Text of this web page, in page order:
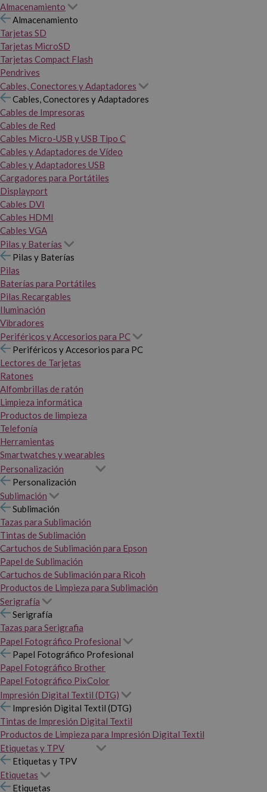
Almacenamiento
Almacenamiento
Tarjetas SD
Tarjetas MicroSD
Tarjetas Compact Flash
Pendrives
Cables, Conectores y Adaptadores
Cables, Conectores y Adaptadores
Cables de Impresoras
Cables de Red
Cables Micro-USB y USB Tipo C
Cables y Adaptadores de Vídeo
Cables y Adaptadores USB
Cargadores para Portátiles
Displayport
Cables DVI
Cables HDMI
Cables VGA
Pilas y Baterías
Pilas y Baterías
Pilas
Baterías para Portátiles
Pilas Recargables
Iluminación
Vibradores
Periféricos y Accesorios para PC
Periféricos y Accesorios para PC
Lectores de Tarjetas
Ratones
Alfombrillas de ratón
Limpieza informática
Productos de limpieza
Telefonía
Herramientas
Smartwatches y wearables
Personalización
Personalización
Sublimación
Sublimación
Tazas para Sublimación
Tintas de Sublimación
Cartuchos de Sublimación para Epson
Papel de Sublimación
Cartuchos de Sublimación para Ricoh
Productos de Limpieza para Sublimación
Serigrafía
Serigrafía
Tazas para Serigrafia
Papel Fotográfico Profesional
Papel Fotográfico Profesional
Papel Fotográfico Brother
Papel Fotográfico PixColor
Impresión Digital Textil (DTG)
Impresión Digital Textil (DTG)
Tintas de Impresión Digital Textil
Productos de Limpieza para Impresión Digital Textil
Etiquetas y TPV
Etiquetas y TPV
Etiquetas
Etiquetas